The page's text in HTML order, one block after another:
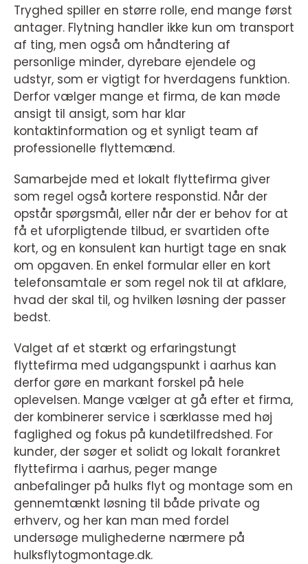
Tryghed spiller en større rolle, end mange først
antager. Flytning handler ikke kun om transport
af ting, men også om håndtering af
personlige minder, dyrebare ejendele og
udstyr, som er vigtigt for hverdagens funktion.
Derfor vælger mange et firma, de kan møde
ansigt til ansigt, som har klar
kontaktinformation og et synligt team af
professionelle flyttemænd.
Samarbejde med et lokalt flyttefirma giver
som regel også kortere responstid. Når der
opstår spørgsmål, eller når der er behov for at
få et uforpligtende tilbud, er svartiden ofte
kort, og en konsulent kan hurtigt tage en snak
om opgaven. En enkel formular eller en kort
telefonsamtale er som regel nok til at afklare,
hvad der skal til, og hvilken løsning der passer
bedst.
Valget af et stærkt og erfaringstungt
flyttefirma med udgangspunkt i aarhus kan
derfor gøre en markant forskel på hele
oplevelsen. Mange vælger at gå efter et firma,
der kombinerer service i særklasse med høj
faglighed og fokus på kundetilfredshed. For
kunder, der søger et solidt og lokalt forankret
flyttefirma i aarhus, peger mange
anbefalinger på hulks flyt og montage som en
gennemtænkt løsning til både private og
erhverv, og her kan man med fordel
undersøge mulighederne nærmere på
hulksflytogmontage.dk.